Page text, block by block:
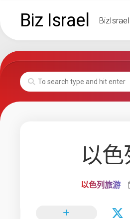
contentBiz Israel
以
以色列旅游